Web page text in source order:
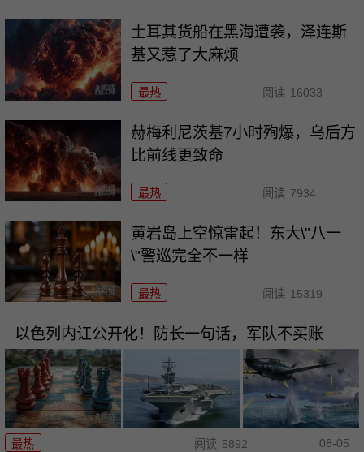
土耳其货船在黑海遭袭，泽连斯
基又惹了大麻烦
最热 阅读 16033
赫梅利尼茨基7小时殉爆，乌后方
比前线更致命
最热 阅读 7934
黄岩岛上空惊雷起！东大\"八一
\"警巡完全不一样
最热 阅读 15319
以色列内讧公开化！防长一句话，军队不买账
最热 阅读 5892 08-05